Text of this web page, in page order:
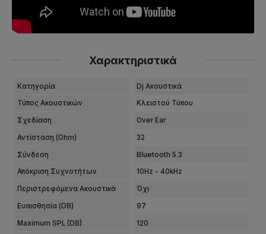
Χαρακτηριστικά
Κατηγορία Dj Ακουστικά
Τύπος Ακουστικών Κλειστού Τύπου
Σχεδίαση Over Ear
Αντίσταση (Ohm) 32
Σύνδεση Bluetooth 5.3
Απόκριση Συχνοτήτων 10Hz - 40kHz
Περιστρεφόμενα Ακουστικά Όχι
Ευαισθησία (dB) 97
Maximum SPL (dB) 120